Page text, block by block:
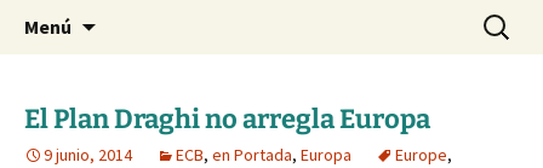
dlacalle.com
Blog de Daniel Lacalle
Menú Buscar:
El Plan Draghi no arregla Europa
9 junio, 2014 ECB, en Portada, Europa Europe,